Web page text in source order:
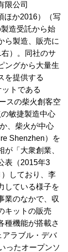
限公司
ほか2016）（写
造受託から始
ら製造、販売に
）。同社のサ
ングから大量生
を提供する
トである
スの柴火創客空
敏捷製造中心
、柴火が中心
Shenzhen）を
「大衆創業、
表（2015年3
しており、李
している様子を
業のなかで、収
キットの販売
種機能が搭載さ
アラブル・デバ
ったオープンソ